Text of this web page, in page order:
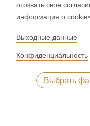
RONDO
Добро пожаловать
отозвать свое
информация о
Выходные данные
Конфиденциальность
Выбрать